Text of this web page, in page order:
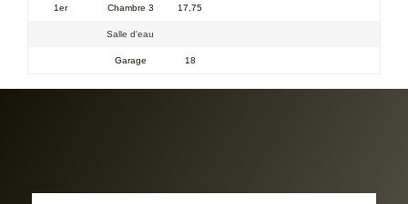
1er Chambre 3 17,75
Salle d'eau
Garage 18